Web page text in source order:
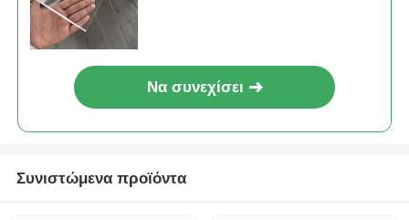
Να συνεχίσει
Συνιστώμενα προϊόντα